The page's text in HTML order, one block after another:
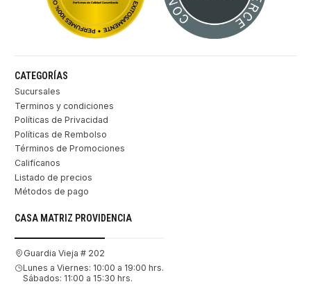
CATEGORÍAS
Sucursales
Terminos y condiciones
Políticas de Privacidad
Políticas de Rembolso
Términos de Promociones
Califícanos
Listado de precios
Métodos de pago
CASA MATRIZ PROVIDENCIA
Guardia Vieja # 202
Lunes a Viernes: 10:00 a 19:00 hrs.
Sábados: 11:00 a 15:30 hrs.